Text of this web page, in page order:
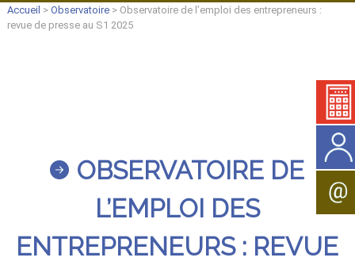
Accueil > Observatoire> Observatoire de l’emploi des entrepreneurs :
revue de presse au S1 2025
OBSERVATOIRE DE
L’EMPLOI DES
ENTREPRENEURS : REVUE